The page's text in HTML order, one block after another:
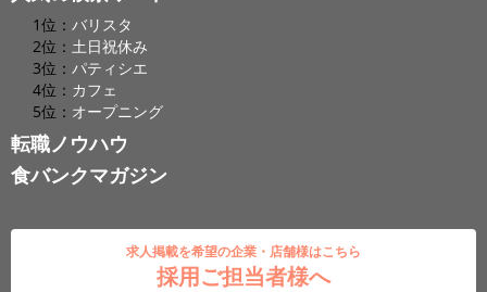
1位： バリスタ
2位： 土日祝休み
3位： パティシエ
4位： カフェ
5位： オープニング
転職ノウハウ
食バンクマガジン
求人掲載を希望の企業・店舗様はこちら
採用ご担当者様へ